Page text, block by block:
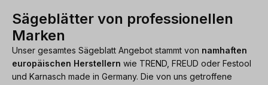
Sägeblätter von professionellen
Marken
Unser gesamtes Sägeblatt Angebot stammt von namhaften
europäischen Herstellern wie TREND, FREUD oder Festool
und Karnasch made in Germany. Die von uns getroffene